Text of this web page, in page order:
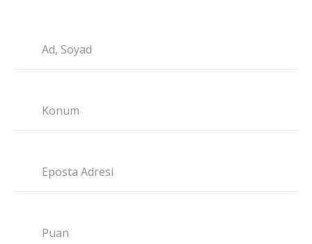
Ad, Soyad
Konum
Eposta Adresi
Puan